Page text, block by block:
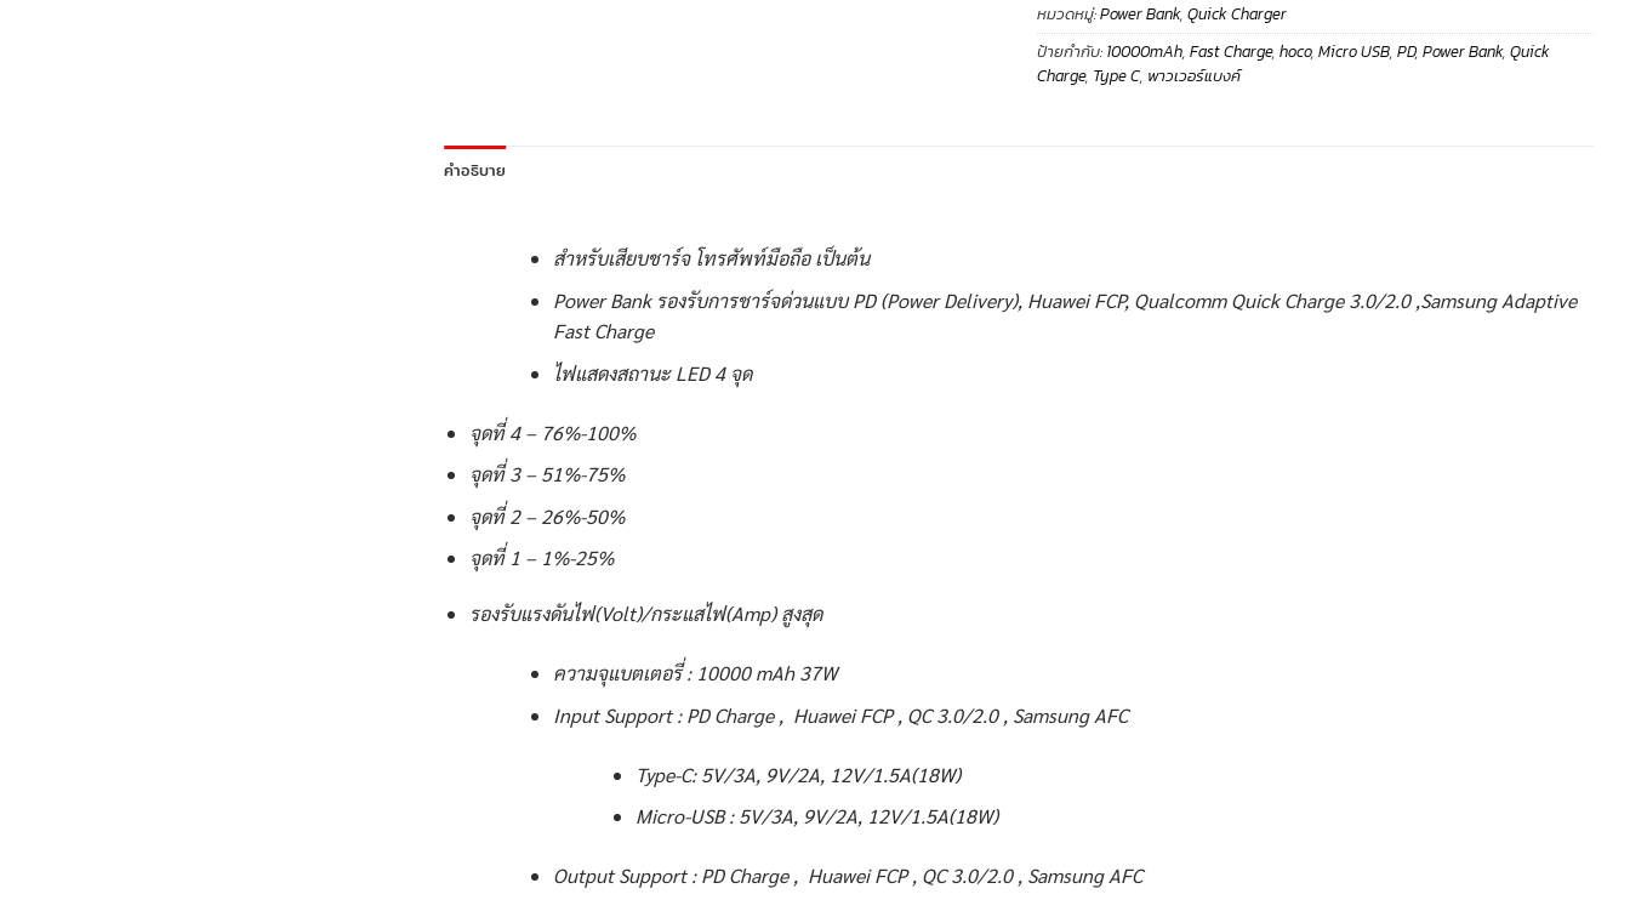
หมวดหมู่:Power Bank, Quick Charger
ป้ายกำกับ: 10000mAh, Fast Charge, hoco, Micro USB, PD, Power Bank, Quick
Charge, Type C, พาวเวอร์แบงค์
คำอธิบาย
สำหรับเสียบชาร์จ โทรศัพท์มือถือ เป็นต้น
Power Bank รองรับการชาร์จด่วนแบบ PD (Power Delivery), Huawei FCP, Qualcomm Quick Charge 3.0/2.0 ,Samsung Adaptive
Fast Charge
ไฟแสดงสถานะ LED 4 จุด
จุดที่ 4 – 76%-100%
จุดที่ 3 – 51%-75%
จุดที่ 2 – 26%-50%
จุดที่ 1 – 1%-25%
รองรับแรงดันไฟ(Volt)/กระแสไฟ(Amp) สูงสุด
ความจุแบตเตอรี่ : 10000 mAh 37W
Input Support : PD Charge , Huawei FCP , QC 3.0/2.0 , Samsung AFC
Type-C: 5V/3A, 9V/2A, 12V/1.5A(18W)
Micro-USB : 5V/3A, 9V/2A, 12V/1.5A(18W)
Output Support : PD Charge , Huawei FCP , QC 3.0/2.0 , Samsung AFC